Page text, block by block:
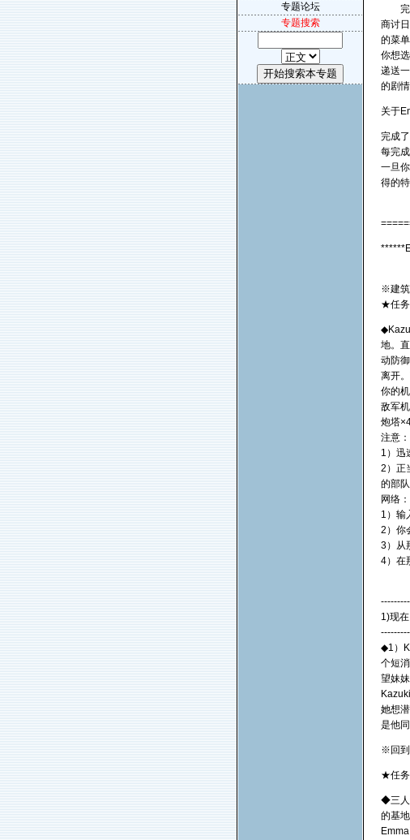
完成
商讨
的菜
你想
递送
的剧
关于
完成
每完
一旦
得的
※建
★任
地。
动防
离开
你的
敌军机
炮塔
注意：
1）迅
2）正
的部
网络：
1）输
2）你
3）从
4）在
1)现
◆1）
个短
望妹
她想
是他
※回
★任
◆三人
的基
专题论坛
专题搜索